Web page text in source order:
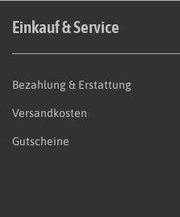
Einkauf & Service
Bezahlung & Erstattung
Versandkosten
Gutscheine